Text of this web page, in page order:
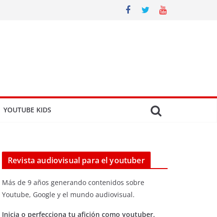
YOUTUBE KIDS
Revista audiovisual para el youtuber
Más de 9 años generando contenidos sobre
Youtube, Google y el mundo audiovisual.
Inicia o perfecciona tu afición como youtuber.